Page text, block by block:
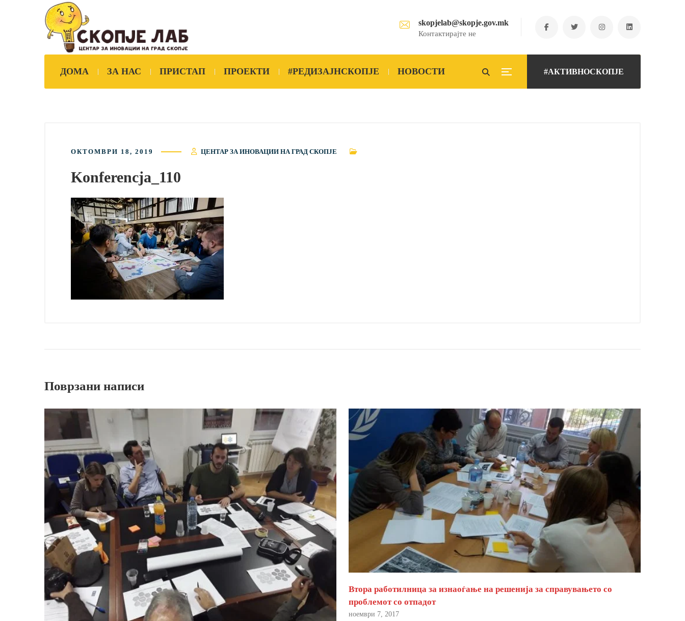
skopjelab@skopje.gov.mk
Контактирајте не
#АКТИВНОСКОПЈЕ
ДОМА ЗА НАС ПРИСТАП ПРОЕКТИ #РЕДИЗАЈНСКОПЈЕ НОВОСТИ
ОКТОМВРИ 18, 2019 ЦЕНТАР ЗА ИНОВАЦИИ НА ГРАД СКОПЈЕ
Konferencja_110
Поврзани написи
Втора работилница за изнаоѓање на решенија за справувањето со
проблемот со отпадот
ноември 7, 2017